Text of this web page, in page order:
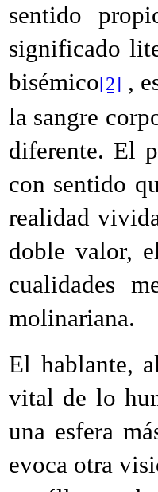
sentido
significado
bisémico[2] ,
la sangre
diferente. El
con sentido
realidad
doble valor,
cualidades
molinariana.
El hablante,
vital de lo
una esfera
evoca otra